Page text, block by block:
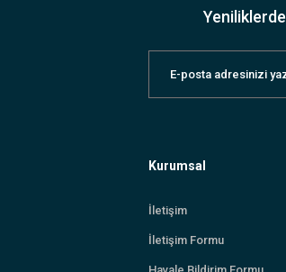
Kurumsal
İletişim
İletişim Formu